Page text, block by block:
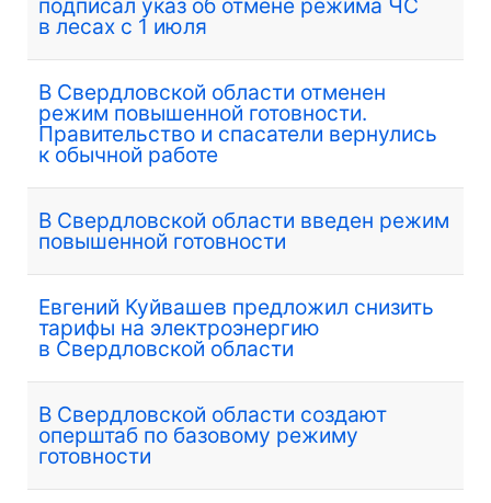
в лесах с 1 июля
В Свердловской области отменен
режим повышенной готовности.
Правительство и спасатели вернулись
к обычной работе
В Свердловской области введен режим
повышенной готовности
Евгений Куйвашев предложил снизить
тарифы на электроэнергию
в Свердловской области
В Свердловской области создают
оперштаб по базовому режиму
готовности